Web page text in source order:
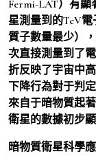
Fermi-LAT）有
星測量到的TeV
質子數量最少）
次直接測量到了
折反映了宇宙中
下降行為對于判
來自于暗物質起
衛星的數據初步
暗物質衛星科學